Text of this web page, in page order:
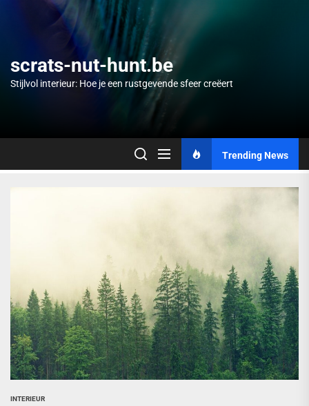
scrats-nut-hunt.be
Stijlvol interieur: Hoe je een rustgevende sfeer creëert
Trending News
INTERIEUR